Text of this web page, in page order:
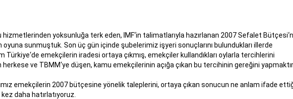
hizmetlerinden yoksunluğa terk eden, IMF‘in talimatlarıyla hazırlanan 2007 Sefalet
sunmuştuk. Son üç gün içinde şubelerimiz işyeri sonuçlarını bulundukları illerde
Türkiye‘de emekçilerin iradesi ortaya çıkmış, emekçiler kullandıkları oylarla tercihlerini
ve TBMM‘ye düşen, kamu emekçilerinin açığa çıkan bu tercihinin gereğini yapmaktır.
emekçilerin 2007 bütçesine yönelik taleplerini, ortaya çıkan sonucun ne anlam ifade
daha hatırlatıyoruz.